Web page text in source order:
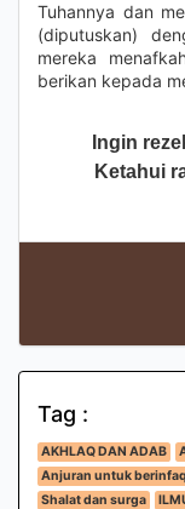
Tuhannya dan
(diputuskan)
mereka
berikan kepada
Ingin
Ketahui
Tag :
AKHLAQ DAN ADAB
Anjuran untuk berinfaq
Shalat dan surga